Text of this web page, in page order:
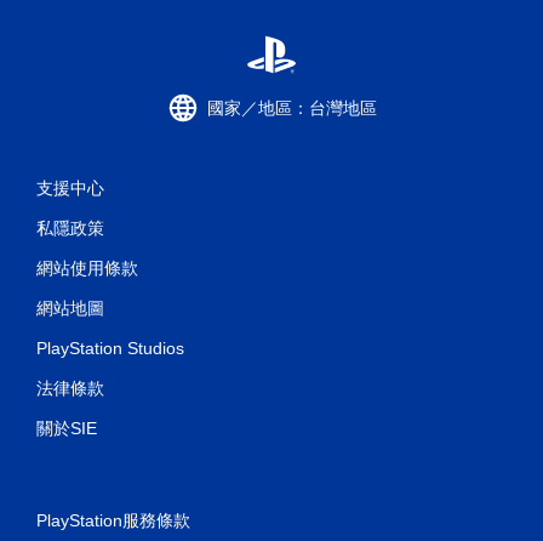
國家／地區：台灣地區
支援中心
私隱政策
網站使用條款
網站地圖
PlayStation Studios
法律條款
關於SIE
PlayStation服務條款